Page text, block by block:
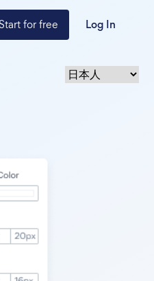
for free Log In